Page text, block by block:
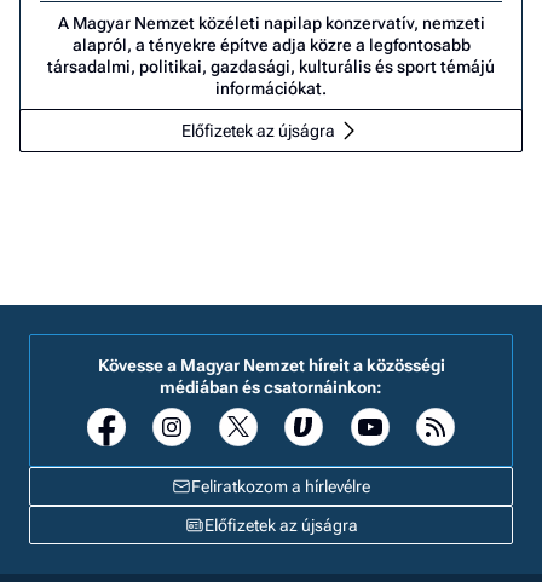
A Magyar Nemzet közéleti napilap konzervatív, nemzeti
alapról, a tényekre építve adja közre a legfontosabb
társadalmi, politikai, gazdasági, kulturális és sport témájú
információkat.
Előfizetek az újságra
Feliratkozom a hírlevélre
Kövesse a Magyar Nemzet híreit a közösségi
médiában és csatornáinkon:
Előfizetek az újságra